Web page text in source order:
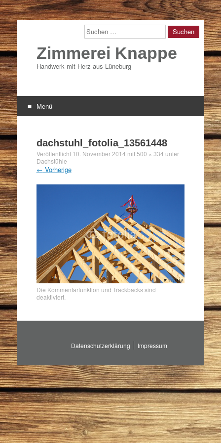
Suchen
Zimmerei Knappe
Handwerk mit Herz aus Lüneburg
Menü
springendachstuhl_fotolia_13561448
Veröffentlicht 10. November 2014 mit 500 × 334 unter
Dachstühle
← Vorherige
Die Kommentarfunktion und Trackbacks sind
deaktiviert.
Datenschutzerklärung Impressum